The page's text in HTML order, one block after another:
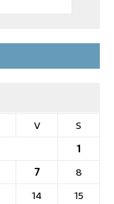
V
S
1
7
8
14
15